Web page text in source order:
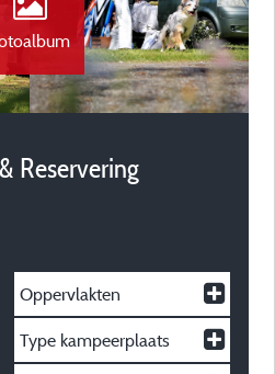
Reservering
Oppervlakten
Type kampeerplaats